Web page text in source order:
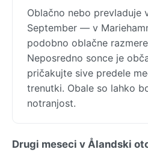
Oblačno nebo prevladuje
September — v
podobno oblačne
Neposredno sonce je
pričakujte sive predele
trenutki. Obale so lahko
notranjost.
Drugi meseci v Ålandski